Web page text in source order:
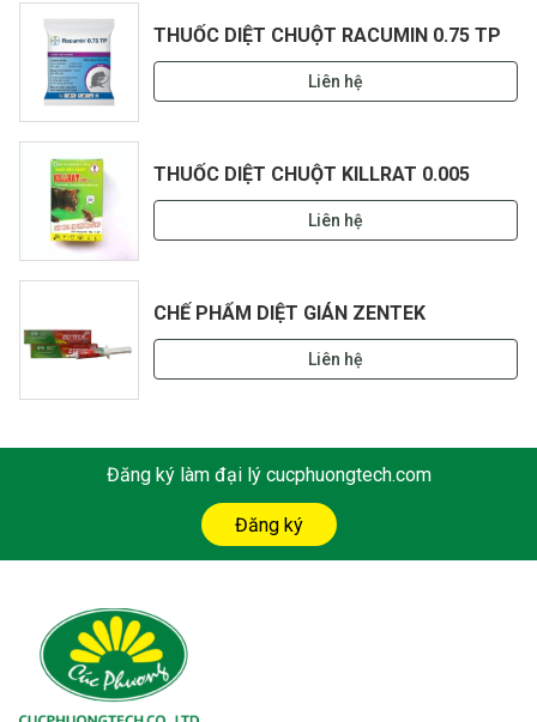
THUỐC DIỆT CHUỘT RACUMIN 0.75 TP
Liên hệ
THUỐC DIỆT CHUỘT KILLRAT 0.005
Liên hệ
CHẾ PHẨM DIỆT GIÁN ZENTEK
Liên hệ
Đăng ký làm đại lý cucphuongtech.com
Đăng ký